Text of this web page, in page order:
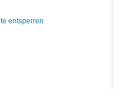
entsperren